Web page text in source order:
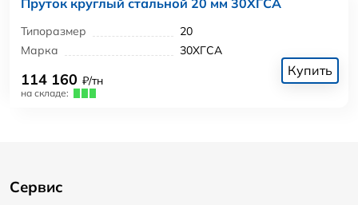
Пруток круглый стальной 20 мм 30ХГСА
Типоразмер
20
Марка
30ХГСА
114 160 ₽/тн
на складе:
Купить
Сервис